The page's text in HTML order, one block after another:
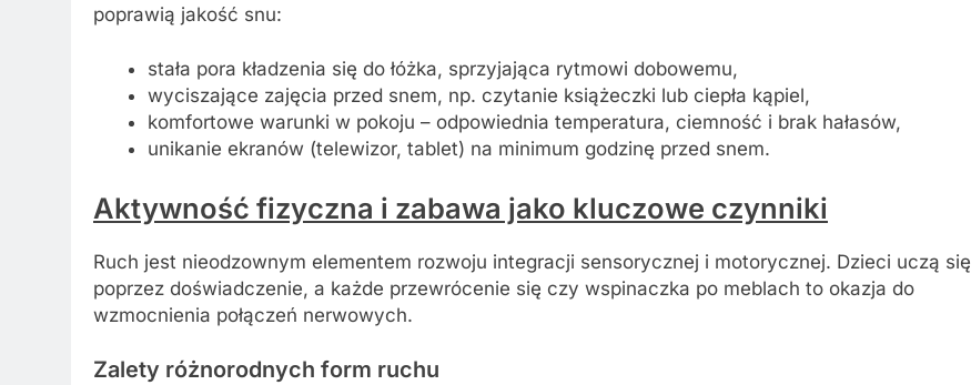
poprawią jakość snu:
stała pora kładzenia się do łóżka, sprzyjająca rytmowi dobowemu,
wyciszające zajęcia przed snem, np. czytanie książeczki lub ciepła kąpiel,
komfortowe warunki w pokoju – odpowiednia temperatura, ciemność i brak hałasów,
unikanie ekranów (telewizor, tablet) na minimum godzinę przed snem.
Aktywność fizyczna i zabawa jako kluczowe czynniki
Ruch jest nieodzownym elementem rozwoju integracji sensorycznej i motorycznej. Dzieci uczą się
poprzez doświadczenie, a każde przewrócenie się czy wspinaczka po meblach to okazja do
wzmocnienia połączeń nerwowych.
Zalety różnorodnych form ruchu